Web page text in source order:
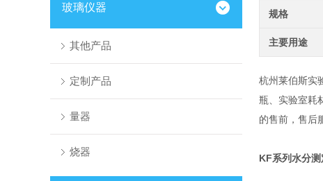
玻璃仪器
其他产品
定制产品
量器
烧器
规格
主要用途
杭州莱伯斯实
瓶、实验室耗
的售前，售后
KF系列水分测